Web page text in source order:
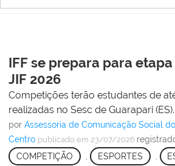
IFF se prepara para
JIF 2026
Competições terão estudantes de
realizadas no Sesc de Guarapari (ES).
por Assessoria de Comunicação Social
Centro publicado em 23/07/2026
COMPETIÇÃO
ESPORTES